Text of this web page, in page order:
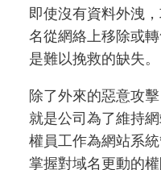
即使沒有資料外洩
名從網絡上移除或
是難以挽救的缺失。
除了外來的惡意攻
就是公司為了維持
權員工作為網站系
掌握對域名更動的